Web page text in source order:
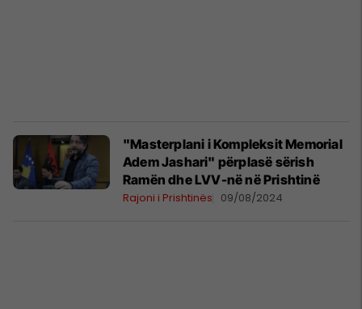
"Masterplani i Kompleksit Memorial
Adem Jashari" përplasë sërish
Ramën dhe LVV-në në Prishtinë
Rajoni i Prishtinës 09/08/2024